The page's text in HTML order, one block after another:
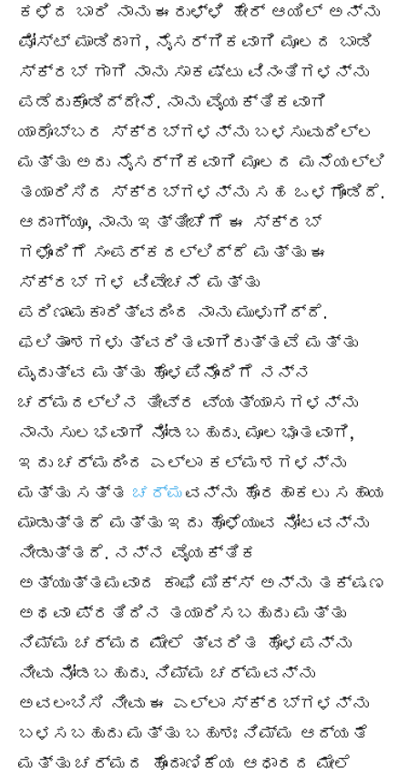
ಕಳೆದ ಬಾರಿ ನಾನು ಈರುಳ್ಳಿ ಹೇರ್ ಆಯಿಲ್ ಅನ್ನು
ಪೋಸ್ಟ್ ಮಾಡಿದಾಗ, ನೈಸರ್ಗಿಕವಾಗಿ ಮೂಲದ ಬಾಡಿ
ಸ್ಕ್ರಬ್ ಗಾಗಿ ನಾನು ಸಾಕಷ್ಟು ವಿನಂತಿಗಳನ್ನು
ಪಡೆದುಕೊಂಡಿದ್ದೇನೆ. ನಾನು ವೈಯಕ್ತಿಕವಾಗಿ
ಯಾರೊಬ್ಬರ ಸ್ಕ್ರಬ್‌ಗಳನ್ನು ಬಳಸುವುದಿಲ್ಲ
ಮತ್ತು ಅದು ನೈಸರ್ಗಿಕವಾಗಿ ಮೂಲದ ಮನೆಯಲ್ಲಿ
ತಯಾರಿಸಿದ ಸ್ಕ್ರಬ್‌ಗಳನ್ನು ಸಹ ಒಳಗೊಂಡಿದೆ.
ಆದಾಗ್ಯೂ, ನಾನು ಇತ್ತೀಚೆಗೆ ಈ ಸ್ಕ್ರಬ್
ಗಳೊಂದಿಗೆ ಸಂಪರ್ಕದಲ್ಲಿದ್ದೆ ಮತ್ತು ಈ
ಸ್ಕ್ರಬ್ ಗಳ ವಿವೇಚನೆ ಮತ್ತು
ಪರಿಣಾಮಕಾರಿತ್ವದಿಂದ ನಾನು ಮುಳುಗಿದ್ದೆ.
ಫಲಿತಾಂಶಗಳು ತ್ವರಿತವಾಗಿರುತ್ತವೆ ಮತ್ತು
ಮೃದುತ್ವ ಮತ್ತು ಹೊಳಪಿನೊಂದಿಗೆ ನನ್ನ
ಚರ್ಮದಲ್ಲಿನ ತೀವ್ರ ವ್ಯತ್ಯಾಸಗಳನ್ನು
ನಾನು ಸುಲಭವಾಗಿ ನೋಡಬಹುದು. ಮೂಲಭೂತವಾಗಿ,
ಇದು ಚರ್ಮದಿಂದ ಎಲ್ಲಾ ಕಲ್ಮಶಗಳನ್ನು
ಮತ್ತು ಸತ್ತ ಚರ್ಮವನ್ನು ಹೊರಹಾಕಲು ಸಹಾಯ
ಮಾಡುತ್ತದೆ ಮತ್ತು ಇದು ಹೊಳೆಯುವ ನೋಟವನ್ನು
ನೀಡುತ್ತದೆ. ನನ್ನ ವೈಯಕ್ತಿಕ
ಅತ್ಯುತ್ತಮವಾದ ಕಾಫಿ ಮಿಕ್ಸ್ ಅನ್ನು ತಕ್ಷಣ
ಅಥವಾ ಪ್ರತಿದಿನ ತಯಾರಿಸಬಹುದು ಮತ್ತು
ನಿಮ್ಮ ಚರ್ಮದ ಮೇಲೆ ತ್ವರಿತ ಹೊಳಪನ್ನು
ನೀವು ನೋಡಬಹುದು. ನಿಮ್ಮ ಚರ್ಮವನ್ನು
ಅವಲಂಬಿಸಿ ನೀವು ಈ ಎಲ್ಲಾ ಸ್ಕ್ರಬ್‌ಗಳನ್ನು
ಬಳಸಬಹುದು ಮತ್ತು ಬಹುಶಃ ನಿಮ್ಮ ಆದ್ಯತೆ
ಮತ್ತು ಚರ್ಮದ ಹೊಂದಾಣಿಕೆಯ ಆಧಾರದ ಮೇಲೆ